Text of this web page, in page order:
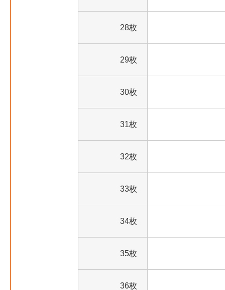
28枚
29枚
30枚
31枚
32枚
33枚
34枚
35枚
36枚